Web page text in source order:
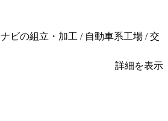
ビの組立・加工 / 自動車系工場 / 交
詳細を表示